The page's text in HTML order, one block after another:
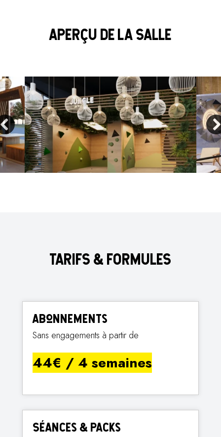
APERÇU DE LA SALLE
TARIFS & FORMULES
Abonnements
Sans engagements à partir de
44€ / 4 semaines
Séances & Packs